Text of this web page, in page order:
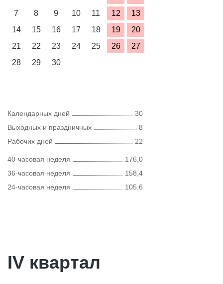
7
8 9 10 11 12
13
14
15 16 17 18 19
20
21
22 23 24 25 26
27
28
29 30
Календарных дней
30
Выходных и праздничных
8
Рабочих дней
22
40-часовая неделя
176,0
36-часовая неделя
158,4
24-часовая неделя
105,6
IV квартал